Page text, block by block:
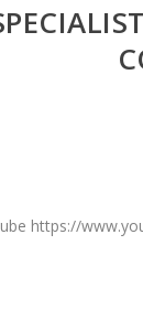
https://